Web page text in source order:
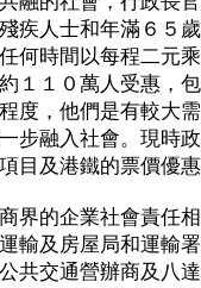
疾人士和年滿６５
何時間以每程二元
１１０萬人受惠，
度，他們是有較大
步融入社會。現時
目及港鐵的票價優
的企業社會責任相
輸及房屋局和運輸
共交通營辦商及八